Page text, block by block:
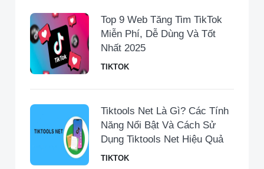
Top 9 Web Tăng Tim TikTok
Miễn Phí, Dễ Dùng Và Tốt
Nhất 2025
TIKTOK
Tiktools Net Là Gì? Các Tính
Năng Nổi Bật Và Cách Sử
Dụng Tiktools Net Hiệu Quả
TIKTOK